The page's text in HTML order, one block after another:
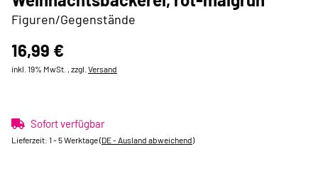
Figuren/Gegenstände
16,99 €
inkl. 19% MwSt. , zzgl. Versand
Sofort verfügbar
Lieferzeit: 1 - 5 Werktage(DE - Ausland abweichend)